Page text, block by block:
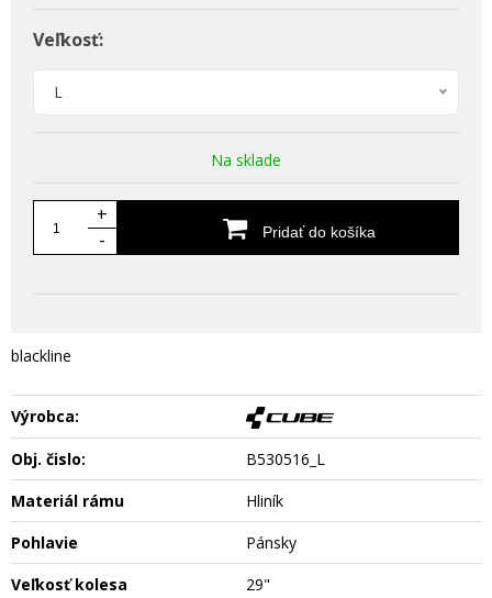
Veľkosť:
L
Na sklade
+
-
Pridať do košíka
blackline
Výrobca:
Obj. čislo:
B530516_L
Materiál rámu
Hliník
Pohlavie
Pánsky
Veľkosť kolesa
29"